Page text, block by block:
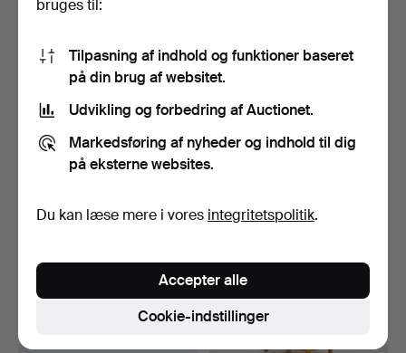
GLASSERVICE, 56+2,
"Helga", Orrefors, 1900…
43 min.
2 bud
37 USD
HAY, "AAC21", stole, 2 stk.,
sort læder, k…
1 tim. 20 min.
3 bud
bruges til:
Tilpasning af indhold og funktioner baseret
på din brug af websitet.
Udvikling og forbedring af Auctionet.
Markedsføring af nyheder og indhold til dig
på eksterne websites.
Du kan læse mere i vores integritetspolitik.
Cookie-indstillinger
Accepter alle